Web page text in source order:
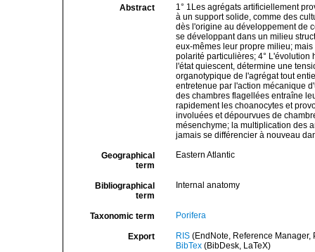
Abstract
1° 1Les agrégats artificiellement
à un support solide, comme des
dès l'origine au développement de
se développant dans un milieu
eux-mêmes leur propre milieu;
polarité particulières; 4° L'évolution
l'état quiescent, détermine une
organotypique de l'agrégat tout
entretenue par l'action mécanique
des chambres flagellées entraîne
rapidement les choanocytes et
involuées et dépourvues de
mésenchyme; la multiplication des
jamais se différencier à nouveau
Geographical
term
Eastern Atlantic
Bibliographical
term
Internal anatomy
Taxonomic term Porifera
Export RIS(EndNote, Reference Manager,
BibTex(BibDesk, LaTeX)